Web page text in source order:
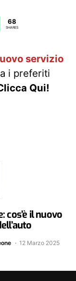
68
SHARES
servizio
i preferiti
Qui!
cos’è il nuovo
12 Marzo 2025